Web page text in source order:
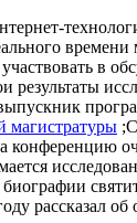
времени
в
результаты
магистратуры
конференцию
рассказал